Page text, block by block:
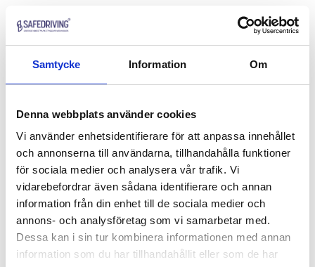
Samtycke Information Om
Denna webbplats använder cookies
Vi använder enhetsidentifierare för att anpassa innehållet
och annonserna till användarna, tillhandahålla funktioner
för sociala medier och analysera vår trafik. Vi
vidarebefordrar även sådana identifierare och annan
information från din enhet till de sociala medier och
annons- och analysföretag som vi samarbetar med.
Dessa kan i sin tur kombinera informationen med annan
information som du har tillhandahållit eller som de har